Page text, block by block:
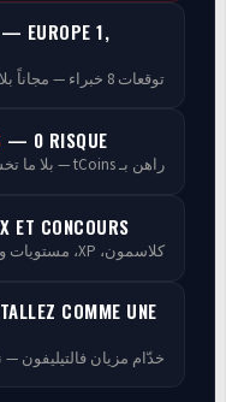
— EUROPE 1,
توقعات 8 خبراء — مجاناً بلا ما تخلص
— 0 RISQUE
راهن بـ tCoins — بلا ما تخسر فلوسك
ET CONCOURS
كلاسمون، XP، مستويات ومسابقات
COMME UNE
خدّام مزيان فالتيليفون